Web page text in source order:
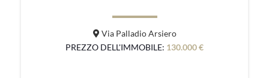
Via Palladio Arsiero
PREZZO DELL'IMMOBILE: 130.000 €